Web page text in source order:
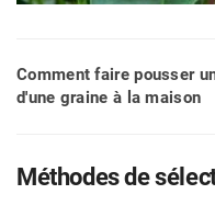
Comment faire pousser
d'une graine à la maison
Méthodes de